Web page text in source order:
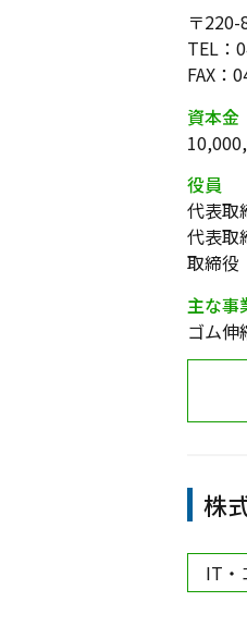
〒
TEL：
FAX：
資本金
役員
代表
代表
取
主な事
ゴム伸
株
IT・